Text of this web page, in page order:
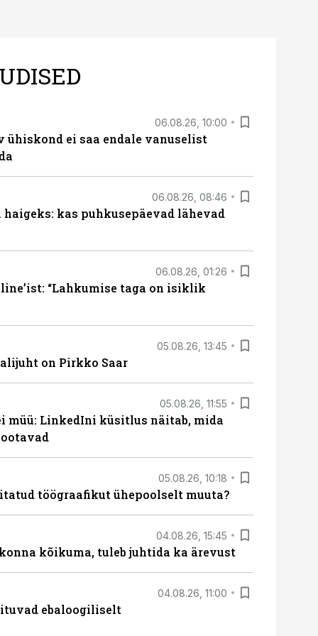
06.08.26, 10:00
ühiskond ei saa endale vanuselist
06.08.26, 08:46
kas puhkusepäevad lähevad
06.08.26, 01:26
“Lahkumise taga on isiklik
05.08.26, 13:45
on Pirkko Saar
05.08.26, 11:55
müü: LinkedIni küsitlus näitab, mida
05.08.26, 10:18
töögraafikut ühepoolselt muuta?
04.08.26, 15:45
kõikuma, tuleb juhtida ka ärevust
04.08.26, 11:00
ebaloogiliselt